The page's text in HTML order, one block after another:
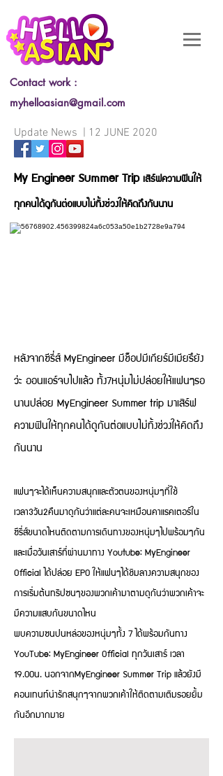
Contact work :
myhelloasian@gmail.com
Update News | 12 JUNE 2020
My Engineer Summer Tripเสิร์ฟความฟินให้
ทุกคนได้ดูกันต่อแบบไม่ทิ้งช่วงให้คิดถึงกันนาน
หลังจากซีรี่ส์ MyEngineer มีช็อปมีเกียร์มีเมียรึยัง
ว่ะ ออนแอร์จบไปแล้ว ทั้ง7หนุ่มไม่ปล่อยให้แฟนๆรอ
นานปล่อย MyEngineer Summer trip มาเสิร์ฟ
ความฟินให้ทุกคนได้ดูกันต่อแบบไม่ทิ้งช่วงให้คิดถึง
กันนาน
แฟนๆจะได้เห็นความสนุกและตัวตนของหนุ่มๆที่ใช้
เวลา3วัน2คืนมาดูกันว่าแต่ละคนจะเหมือนคาแรคเตอร์ใน
ซีรี่ส์ขนาดไหนติดตามการเดินทางของหนุ่มๆไปพร้อมๆกัน
และเมื่อวันเสาร์ที่ผ่านมาทาง Youtube: MyEngineer
Official ได้ปล่อย EP0 ให้แฟนๆได้ชิมลางความสนุกของ
การเริ่มต้นทริปซนๆของพวกเค้ามาตามดูกันว่าพวกเค้าจะ
มีความแสบกันขนาดไหน
พบความซนปนหล่อของหนุ่มๆทั้ง 7 ได้พร้อมกันทาง
YouTube: MyEngineer Official ทุกวันเสาร์ เวลา
19.00น. นอกจากMyEngineer Summer Trip แล้วยังมี
คอนเทนท์น่ารักสนุกๆจากพวกเค้าให้ติดตามเติมรอยยิ้ม
กันอีกมากมาย